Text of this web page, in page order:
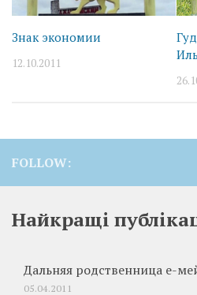
Знак экономии
12.10.2011
FOLLOW:
Найкращі
Дальняя родственница е-
05.04.2011